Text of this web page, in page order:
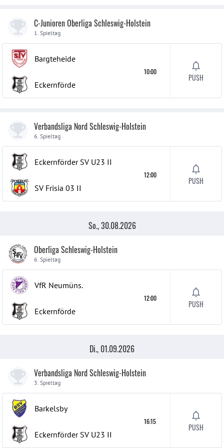
C-Junioren Oberliga Schleswig-Holstein
1. Spieltag
Bargteheide
Eckernförde
10:00
PUSH
Verbandsliga Nord Schleswig-Holstein
6. Spieltag
Eckernförder SV U23 II
SV Frisia 03 II
12:00
PUSH
So., 30.08.2026
Oberliga Schleswig-Holstein
6. Spieltag
VfR Neumüns.
Eckernförde
12:00
PUSH
Di., 01.09.2026
Verbandsliga Nord Schleswig-Holstein
3. Spieltag
Barkelsby
Eckernförder SV U23 II
16:15
PUSH